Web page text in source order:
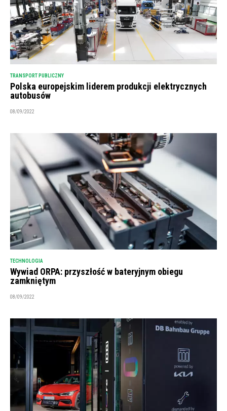
TRANSPORT PUBLICZNY
Polska europejskim liderem produkcji elektrycznych
autobusów
08/09/2022
TECHNOLOGIA
Wywiad ORPA: przyszłość w bateryjnym obiegu
zamkniętym
08/09/2022